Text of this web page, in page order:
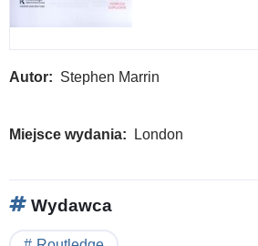
Autor Stephen Marrin
Miejsce wydania London
Wydawca